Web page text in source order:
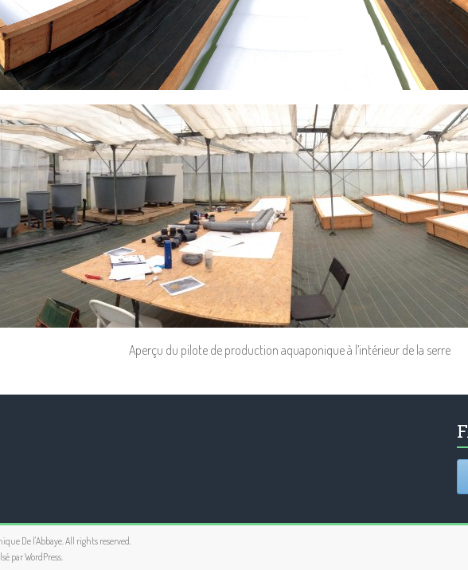
Aperçu du pilote de production aquaponique à l’intérieur de la serre
De l'Abbaye. All rights reserved.
parWordPress.